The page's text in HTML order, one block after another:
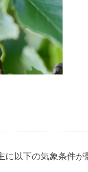
以下の気象条件が